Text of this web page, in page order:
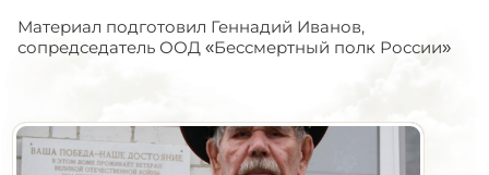
Материал подготовил Геннадий Иванов,
сопредседатель ООД «Бессмертный полк России»